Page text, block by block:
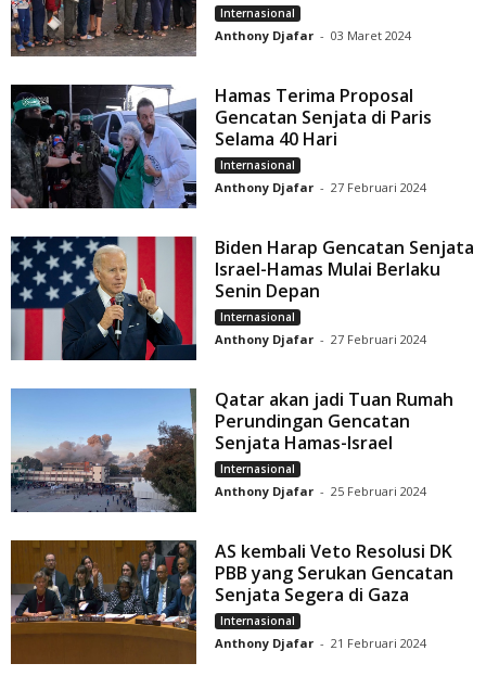
Internasional
Anthony Djafar - 03 Maret 2024
Hamas Terima Proposal
Gencatan Senjata di Paris
Selama 40 Hari
Internasional
Anthony Djafar - 27 Februari 2024
Biden Harap Gencatan Senjata
Israel-Hamas Mulai Berlaku
Senin Depan
Internasional
Anthony Djafar - 27 Februari 2024
Qatar akan jadi Tuan Rumah
Perundingan Gencatan
Senjata Hamas-Israel
Internasional
Anthony Djafar - 25 Februari 2024
AS kembali Veto Resolusi DK
PBB yang Serukan Gencatan
Senjata Segera di Gaza
Internasional
Anthony Djafar - 21 Februari 2024